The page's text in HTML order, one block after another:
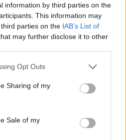
information by third parties on the
This information may
parties on the IAB’s List of
may further disclose it to other
Opt Outs
Sharing of my
Sale of my
Země:
Kontakt
profilu a chatu